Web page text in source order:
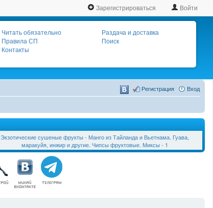
Зарегистрироваться Войти
Читать обязательно
Правила СП
Контакты
Раздача и доставка
Поиск
Вход
Регистрация
Экзотические сушеные фрукты - Манго из Тайланда и Вьетнама. Гуава,
маракуйя, инжир и другие. Чипсы фруктовые. Миксы - 1